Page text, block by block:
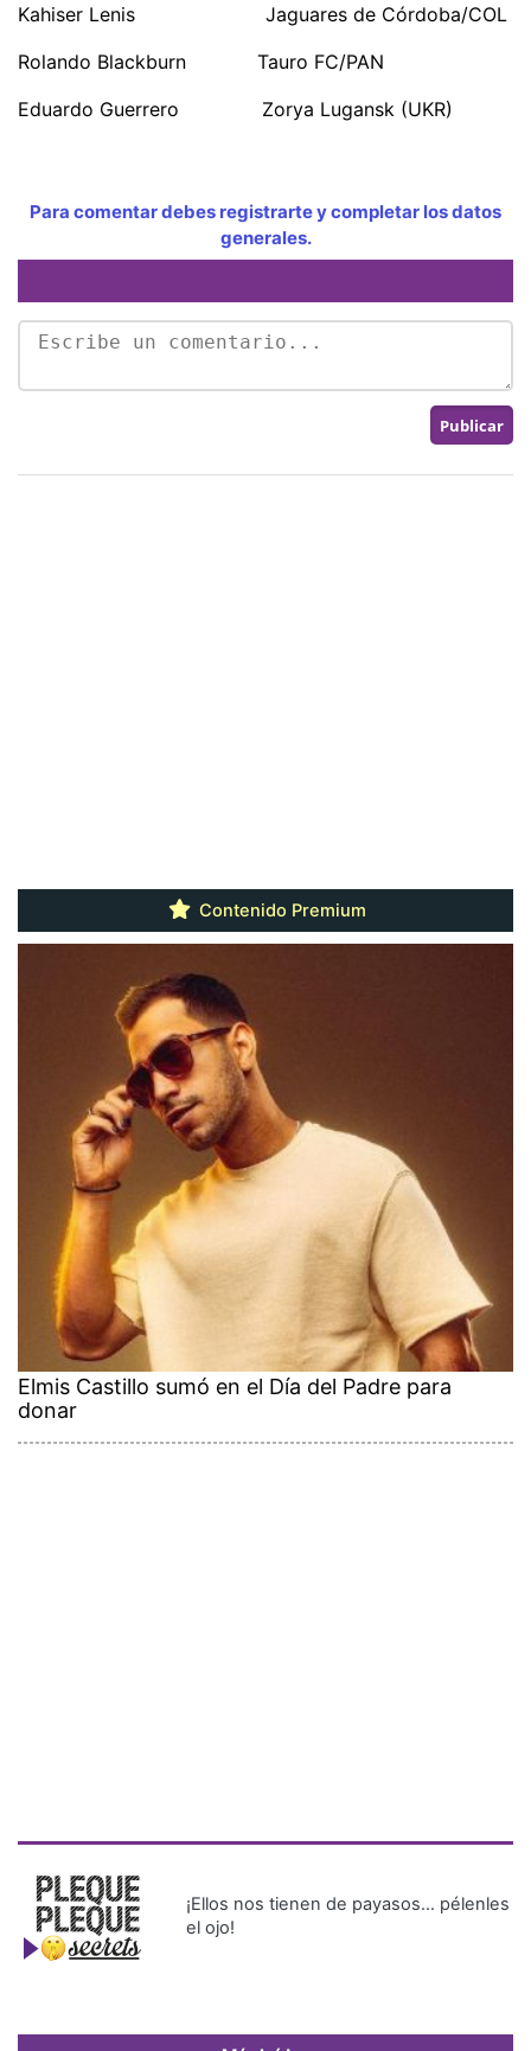
Kahiser Lenis Jaguares de Córdoba/COL
Rolando Blackburn Tauro FC/PAN
Eduardo Guerrero Zorya Lugansk (UKR)
Para comentar debes registrarte y completar los datos
generales.
Contenido Premium
Elmis Castillo sumó en el Día del Padre para
donar
¡Ellos nos tienen de payasos… pélenles
el ojo!